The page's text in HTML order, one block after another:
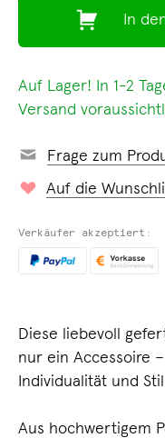
In
Auf Lager! In 1-2
Versand
Frage zum
Auf die
Verkäufer akzeptiert:
Diese liebevoll
nur ein Accessoire
Individualität und Stil
Aus hochwertigem